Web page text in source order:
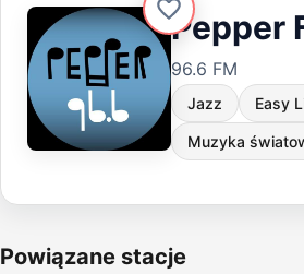
Pepper
96.6 FM
Jazz Easy
Muzyka
Powiązane stacje